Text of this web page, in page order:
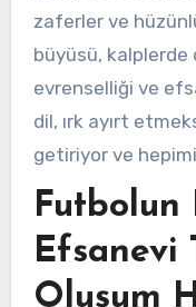
zaferler ve
büyüsü, kalplerde
evrenselliği ve
dil, ırk ayırt
getiriyor ve
Futbolun
Efsanevi
Oluşum